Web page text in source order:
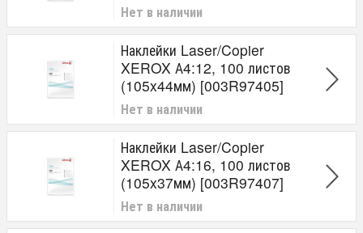
Нет в наличии
Наклейки Laser/Copier
XEROX А4:12, 100 листов
(105x44мм) [003R97405]
Нет в наличии
Наклейки Laser/Copier
XEROX А4:16, 100 листов
(105x37мм) [003R97407]
Нет в наличии